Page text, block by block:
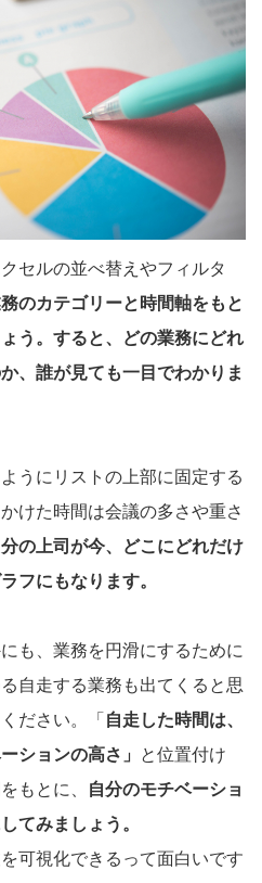
セルの並べ替えやフィルタ
のカテゴリーと時間軸をもと
う。すると、どの業務にどれ
、誰が見ても一目でわかりま
うにリストの上部に固定する
けた時間は会議の多さや重さ
の上司が今、どこにどれだけ
フにもなります。
も、業務を円滑にするために
自走する業務も出てくると思
ださい。「 自走した時間は、
ションの高さ」
と位置付け
もとに、
自分のモチベーショ
てみましょう。
可視化できるって面白いです